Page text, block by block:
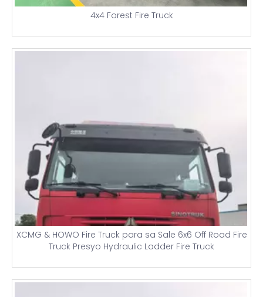
4x4 Forest Fire Truck
XCMG & HOWO Fire Truck para sa Sale 6x6 Off Road Fire
Truck Presyo Hydraulic Ladder Fire Truck